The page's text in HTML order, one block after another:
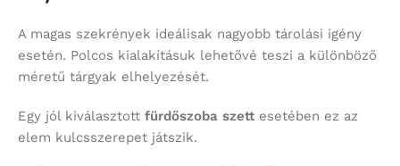
A magas szekrények ideálisak nagyobb tárolási igény
esetén. Polcos kialakításuk lehetővé teszi a különböző
méretű tárgyak elhelyezését.
Egy jól kiválasztott fürdőszoba szett esetében ez az
elem kulcsszerepet játszik.